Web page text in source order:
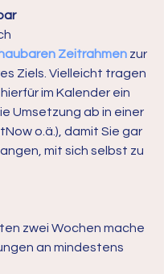
Zeitrahmen zur
Ziels. Vielleicht tragen
im Kalender ein
Umsetzung ab in einer
o.ä.), damit Sie gar
mit sich selbst zu
zwei Wochen mache
an mindestens